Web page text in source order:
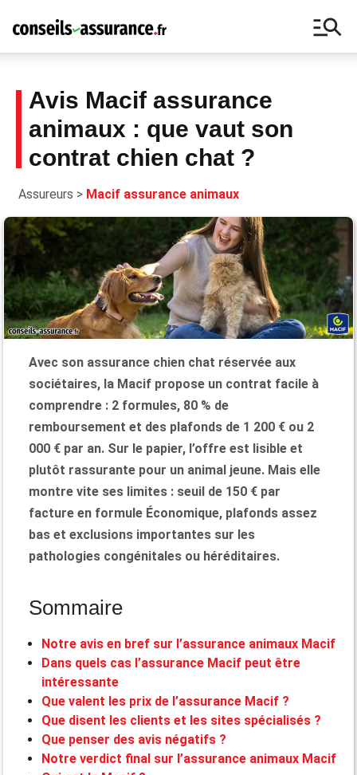
manage_search
Avis Macif assurance
animaux : que vaut son
contrat chien chat ?
Assureurs > Macif assurance animaux
Avec son assurance chien chat réservée aux
sociétaires, la Macif propose un contrat facile à
comprendre : 2 formules, 80 % de
remboursement et des plafonds de 1 200 € ou 2
000 € par an. Sur le papier, l’offre est lisible et
plutôt rassurante pour un animal jeune. Mais elle
montre vite ses limites : seuil de 150 € par
facture en formule Économique, plafonds assez
bas et exclusions importantes sur les
pathologies congénitales ou héréditaires.
Sommaire
Notre avis en bref sur l’assurance animaux Macif
Dans quels cas l’assurance Macif peut être
intéressante
Que valent les prix de l’assurance Macif ?
Que disent les clients et les sites spécialisés ?
Que penser des avis négatifs ?
Notre verdict final sur l’assurance animaux Macif
Bons plans, guides, promotions : ne
manquez rien autour du monde des